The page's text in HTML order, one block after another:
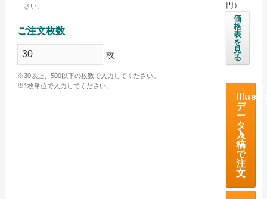
国産白シリンダータオル
海外産白シリンダータオル
国産カラータオル ビビッド
国産カラータオル パステル
さい。
ご注文枚数
枚
※30以上、500以下の枚数で入力してください。
※1枚単位で入力してください。
円）
価
格
表
を
見
る
デ
ー
タ
入
稿
で
注
文